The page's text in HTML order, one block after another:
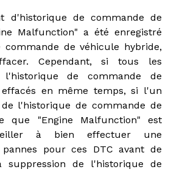
d'historique de commande de
Malfunction" a été enregistré
commande de véhicule hybride,
Cependant, si tous les
de commande de
en même temps, si l'un
l'historique de commande de
que "Engine Malfunction" est
à bien effectuer une
pour ces DTC avant de
suppression de l'historique de